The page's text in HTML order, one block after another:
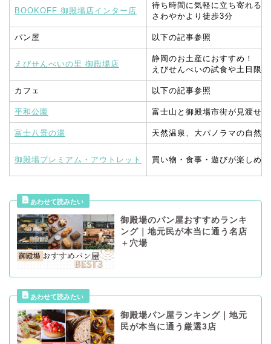
BOOKOFF 御殿場店インター店
待ち時間に気軽に立ち寄れる
さわやかより徒歩3分
パン屋 以下の記事参照
えびせんべいの里 御殿場店
静岡のお土産におすすめ！
えびせんべいの試食や土日限
カフェ 以下の記事参照
平和公園 富士山と御殿場市街が見渡せ
富士八景の湯 天然温泉、大パノラマの自然
御殿場プレミアム・アウトレット 買い物・食事・遊びが楽しめ
御殿場のパン屋おすすめランキ
ング｜地元民が本当に通う名店
＋穴場
御殿場パン屋ランキング｜地元
民が本当に通う厳選3店